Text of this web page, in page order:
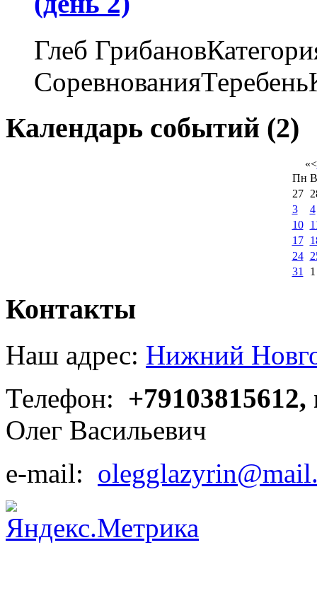
Глеб
Календарь событий (2)
«<
Пн
27
3
4
10
17
24
31
1
Контакты
Наш адрес: Нижний
Телефон:
Олег Васильевич
e-mail: